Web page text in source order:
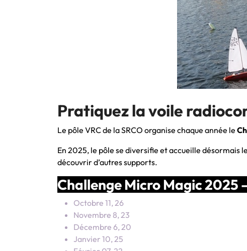
Pratiquez la voile
Le pôle VRC de la SRCO organise chaque année le
En 2025, le pôle se diversifie et accueille désormais
découvrir d’autres supports.
Challenge Micro Magic 2025
Octobre 11, 26
Novembre 8, 23
Décembre 6, 20
Janvier 10, 25